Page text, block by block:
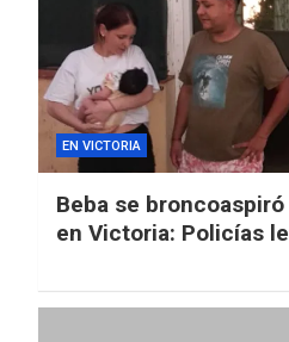
EN VICTORIA
Beba se
en Victoria: Policías